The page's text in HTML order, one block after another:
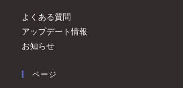
よくある質問
アップデート情報
お知らせ
ページ